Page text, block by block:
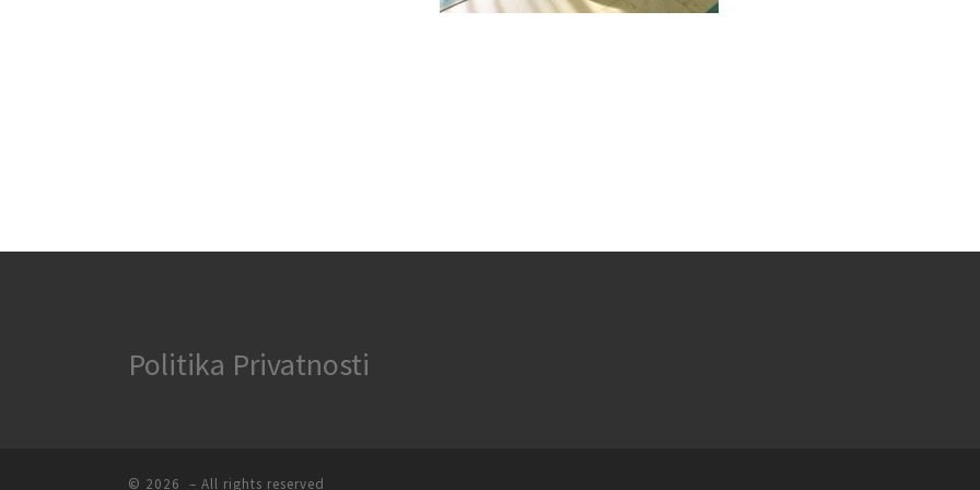
Politika Privatnosti
© 2026 – All rights reserved